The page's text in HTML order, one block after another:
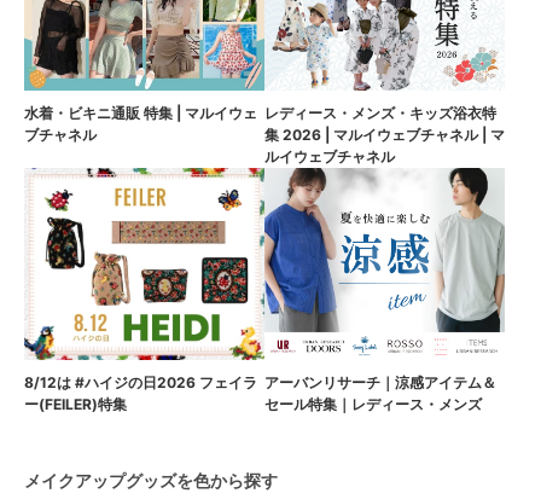
水着・ビキニ通販 特集 | マルイウェ
ブチャネル
レディース・メンズ・キッズ浴衣特
集 2026 | マルイウェブチャネル | マ
ルイウェブチャネル
8/12は #ハイジの日2026 フェイラ
ー(FEILER)特集
アーバンリサーチ｜涼感アイテム＆
セール特集｜レディース・メンズ
メイクアップグッズを色から探す